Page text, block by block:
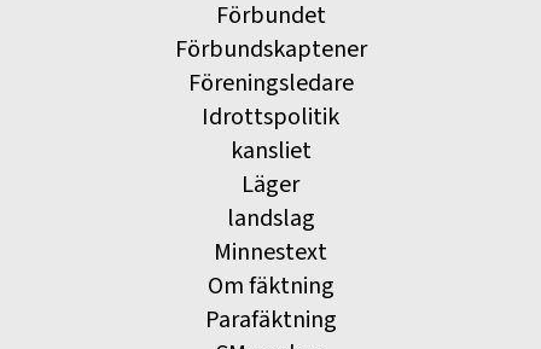
Förbundet
Förbundskaptener
Föreningsledare
Idrottspolitik
kansliet
Läger
landslag
Minnestext
Om fäktning
Parafäktning